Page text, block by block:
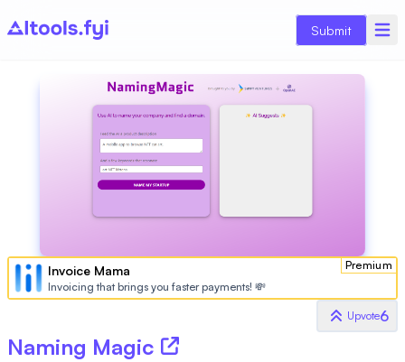
Submit
Premium
Invoice Mama
Invoicing that brings you faster payments! 💸
Upvote6
Naming Magic